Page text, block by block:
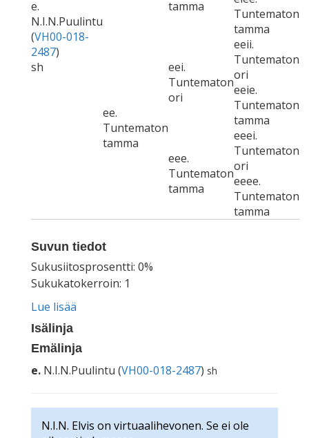
e.
N.I.N.Puulintu
(VH00-018-
2487)
sh
tamma
Tuntematon
tamma
ee.
Tuntematon
tamma
eei.
Tuntematon
ori
eeii.
Tuntematon
ori
eeie.
Tuntematon
tamma
eee.
Tuntematon
tamma
eeei.
Tuntematon
ori
eeee.
Tuntematon
tamma
Suvun tiedot
Sukusiitosprosentti: 0%
Sukukatokerroin: 1
Lue lisää
Isälinja
Emälinja
e. N.I.N.Puulintu (VH00-018-2487) sh
N.I.N. Elvis on virtuaalihevonen. Se ei ole